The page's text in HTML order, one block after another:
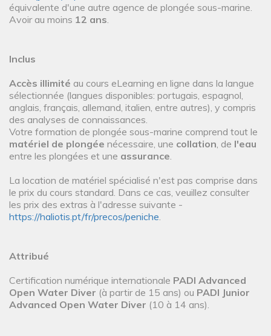
équivalente d'une autre agence de plongée sous-marine.
Avoir au moins 12 ans.
Inclus
Accès illimité au cours eLearning en ligne dans la langue
sélectionnée (langues disponibles: portugais, espagnol,
anglais, français, allemand, italien, entre autres), y compris
des analyses de connaissances.
Votre formation de plongée sous-marine comprend tout le
matériel de plongée nécessaire, une collation, de l'eau
entre les plongées et une assurance.
La location de matériel spécialisé n'est pas comprise dans
le prix du cours standard. Dans ce cas, veuillez consulter
les prix des extras à l'adresse suivante -
https://haliotis.pt/fr/precos/peniche.
Attribué
Certification numérique internationale PADI Advanced
Open Water Diver (à partir de 15 ans) ou PADI Junior
Advanced Open Water Diver (10 à 14 ans).